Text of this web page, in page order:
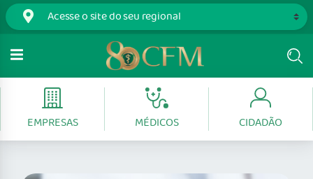
EMPRESAS MÉDICOS CIDADÃO